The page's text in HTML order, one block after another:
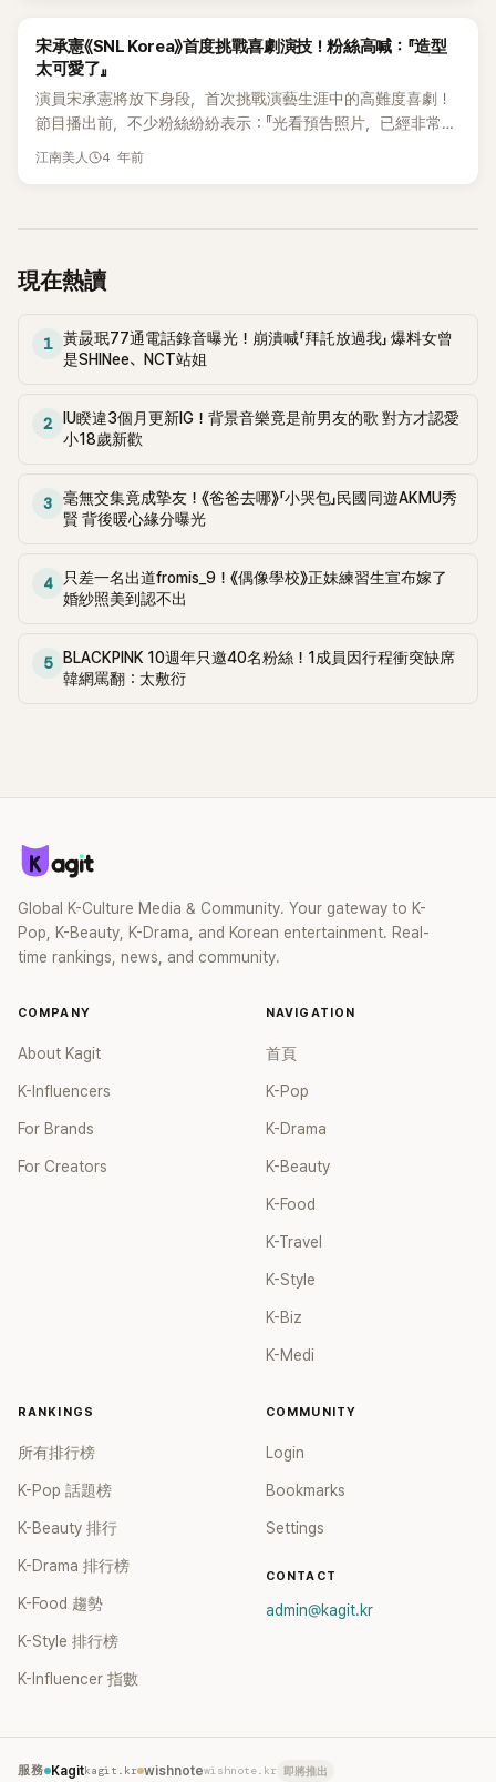
的資產：「很充裕！」 今年41歲的韓惠珍於1999年出道成為模特
兒，被稱為韓國第一名模。2010年開始出演不同的綜藝節目，
如《強心臟》、《SNL Korea》、《黃金漁場 Radio Star》、《我獨自
生活》等。韓惠珍也曾經公開過與《我獨自生活》的固定成員全炫
人都將暫時從節目下車。
更能感受到她對於自我管理的堅持。 1日，她也在自己的
YouTube頻道放上新影片，公開自己平常會攜帶的東西，從包
紹。 其中，韓惠珍也公開了自己的減重好朋友「我不管是去運
動，還是去拍攝，都會帶著蛋白質奶昔」，直接在罐子裡放進黑
豆粉，要喝的時候再加入杏仁奶，因為都是可以室溫保存的東
西，所以攜帶也更方便。 對於一個模特兒來說，維持身材是一
他輔助的東西，就算一直覺得很不安，也會覺得更餓」。並且繼
輕鬆度過的東西」。 網友們看了影片也大讚「感覺就是因為她一
直都在進行自我管理，所以每次看到她都覺得美貌又再度上升
K-POP
宋承憲《SNL Korea》首度挑戰喜劇演技！粉絲高喊：『造型
太可愛了』
演員宋承憲將放下身段，首次挑戰演藝生涯中的高難度喜劇！
節目播出前，不少粉絲紛紛表示：『光看預告照片，已經非常期
待！』、『造型太可愛了』 『憲哥』將作爲全新喜劇秀《SNL Korea》
成對比的搞笑假髮，引發無盡笑聲！接着，在模仿電影《那小子
真帥》的同名環節中，宋承憲飾演上古四大天王，展現了完美的
兄弟情，散發出『依然帥氣的傢伙』的存在感。此外，還有不少
《SNL KOREA》原班人馬粉墨登場！在模仿真實戀愛綜藝的《她
貌和與此形成對比的清純頭腦與其他X展開激烈的競爭。1995
年以模特兒出道的宋承憲，翌年參加MBC電視劇《三男三女》踏
成為「韓流」明星。 宋承憲近年通過《伊甸園之東》、《我的公
主》、《仁醫》、《當男人戀愛時》、《師任堂》、《Voice 4》等劇演
江南美人 4 年前
現在熱讀
1
黃晸珉77通電話錄音曝光！崩潰喊「拜託放過我」 爆料女曾
是SHINee、NCT站姐
2
IU睽違3個月更新IG！背景音樂竟是前男友的歌 對方才認愛
小18歲新歡
3
毫無交集竟成摯友！《爸爸去哪》「小哭包」民國同遊AKMU秀
賢 背後暖心緣分曝光
4
只差一名出道fromis_9！《偶像學校》正妹練習生宣布嫁了
婚紗照美到認不出
5
BLACKPINK 10週年只邀40名粉絲！1成員因行程衝突缺席
韓網罵翻：太敷衍
Global K-Culture Media & Community. Your gateway to K-
Pop, K-Beauty, K-Drama, and Korean entertainment. Real-
time rankings, news, and community.
COMPANY
About Kagit
K-Influencers
For Brands
For Creators
NAVIGATION
首頁
K-Pop
K-Drama
K-Beauty
K-Food
K-Travel
K-Style
K-Biz
K-Medi
RANKINGS
所有排行榜
K-Pop 話題榜
K-Beauty 排行
K-Drama 排行榜
K-Food 趨勢
K-Style 排行榜
K-Influencer 指數
COMMUNITY
Login
Bookmarks
Settings
CONTACT
admin@kagit.kr
服務 Kagitkagit.kr wishnotewishnote.kr 即將推出